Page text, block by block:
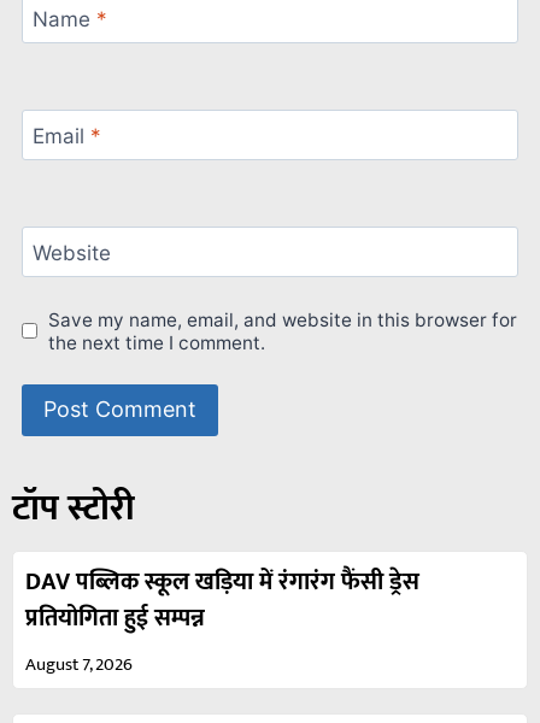
Name *
Email *
Website
Save my name, email, and website in this browser for
the next time I comment.
टॉप स्टोरी
DAV पब्लिक स्कूल खड़िया में रंगारंग फैंसी ड्रेस
प्रतियोगिता हुई सम्पन्न
August 7, 2026